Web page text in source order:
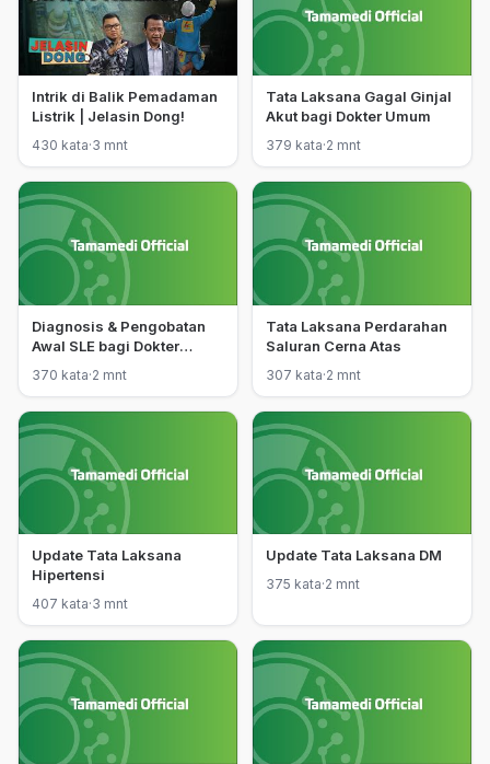
Intrik di Balik Pemadaman
Listrik | Jelasin Dong!
430 kata·3 mnt
Tata Laksana Gagal Ginjal
Akut bagi Dokter Umum
379 kata·2 mnt
Diagnosis & Pengobatan
Awal SLE bagi Dokter
370 kata·2 mnt
Tata Laksana Perdarahan
Saluran Cerna Atas
307 kata·2 mnt
Update Tata Laksana
Hipertensi
407 kata·3 mnt
Update Tata Laksana DM
375 kata·2 mnt